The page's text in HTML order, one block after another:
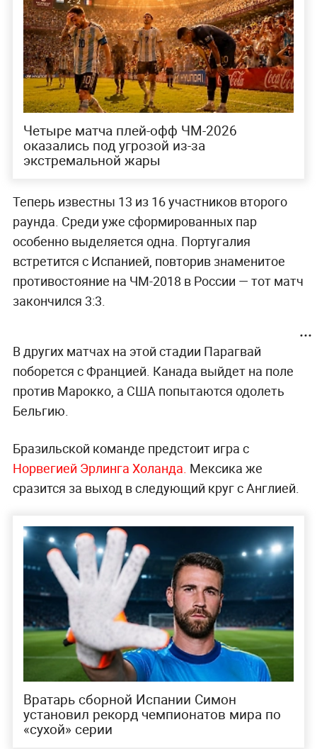
Четыре матча плей-офф ЧМ-2026
оказались под угрозой из-за
экстремальной жары
Теперь известны 13 из 16 участников второго
раунда. Среди уже сформированных пар
особенно выделяется одна. Португалия
встретится с Испанией, повторив знаменитое
противостояние на ЧМ-2018 в России — тот матч
закончился 3:3.
В других матчах на этой стадии Парагвай
поборется с Францией. Канада выйдет на поле
против Марокко, а США попытаются одолеть
Бельгию.
Бразильской команде предстоит игра с
Норвегией Эрлинга Холанда. Мексика же
сразится за выход в следующий круг с Англией.
Вратарь сборной Испании Симон
установил рекорд чемпионатов мира по
«сухой» серии